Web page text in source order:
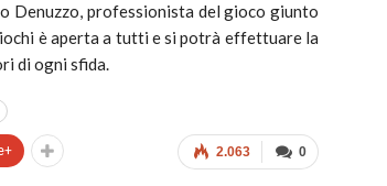
Denuzzo, professionista del gioco giunto
è aperta a tutti e si potrà effettuare la
di ogni sfida.
0
2.063